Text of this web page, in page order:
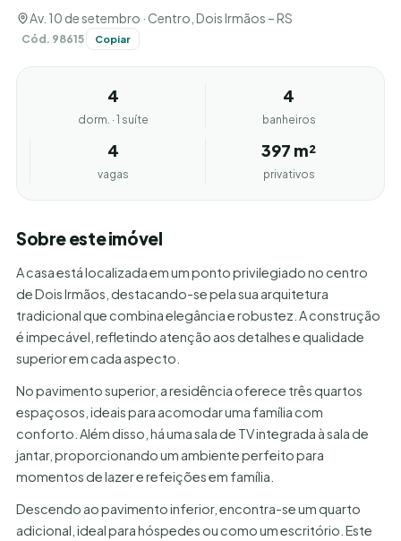
Av. 10 de setembro · Centro, Dois Irmãos – RS
Cód. 98615 Copiar
4
dorm. · 1 suíte
4
banheiros
4
vagas
397 m²
privativos
Sobre este imóvel
A casa está localizada em um ponto privilegiado no centro
de Dois Irmãos, destacando-se pela sua arquitetura
tradicional que combina elegância e robustez. A construção
é impecável, refletindo atenção aos detalhes e qualidade
superior em cada aspecto.
No pavimento superior, a residência oferece três quartos
espaçosos, ideais para acomodar uma família com
conforto. Além disso, há uma sala de TV integrada à sala de
jantar, proporcionando um ambiente perfeito para
momentos de lazer e refeições em família.
Descendo ao pavimento inferior, encontra-se um quarto
adicional, ideal para hóspedes ou como um escritório. Este